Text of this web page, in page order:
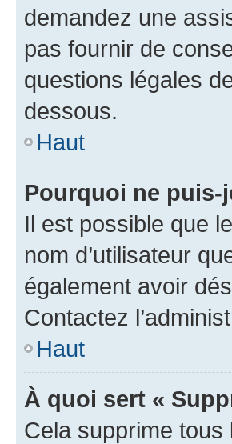
demandez une
pas fournir de
questions légales
dessous.
Haut
Pourquoi ne puis-
Il est possible que
nom d’utilisateur
également avoir
Contactez
Haut
À quoi sert «
Cela supprime